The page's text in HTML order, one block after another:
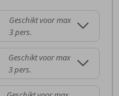
Geschikt voor max
3 pers.
Geschikt voor max
3 pers.